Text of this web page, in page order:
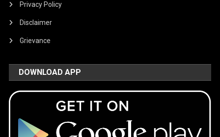
Privacy Policy
Disclaimer
Grievance
DOWNLOAD APP